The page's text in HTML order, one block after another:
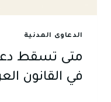
الدعاوى المدنية
متى تسقط
في القانون